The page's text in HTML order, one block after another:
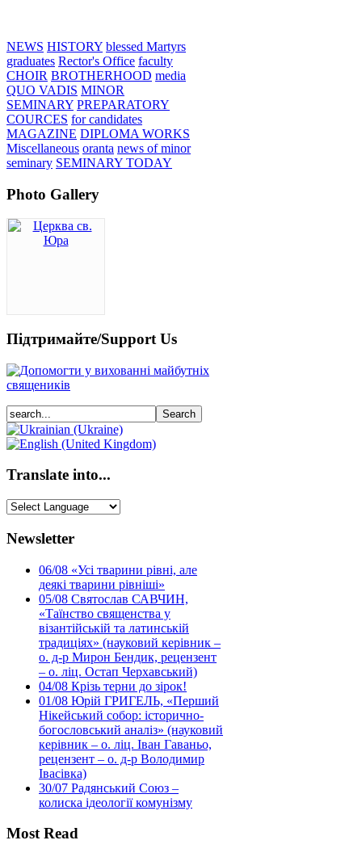
NEWS HISTORY blessed Martyrs
graduates Rector's Office faculty
CHOIR BROTHERHOOD media
QUO VADIS MINOR
SEMINARY PREPARATORY
COURCES for candidates
MAGAZINE DIPLOMA WORKS
Miscellaneous oranta news of minor
seminary SEMINARY TODAY
Photo Gallery
Підтримайте/Support Us
Translate into...
Newsletter
06/08 «Усі тварини рівні, але
деякі тварини рівніші»
05/08 Святослав САВЧИН,
«Таїнство священства у
візантійській та латинській
традиціях» (науковий керівник –
о. д-р Мирон Бендик, рецензент
– о. ліц. Остап Черхавський)
04/08 Крізь терни до зірок!
01/08 Юрій ГРИГЕЛЬ, «Перший
Нікейський собор: історично-
богословський аналіз» (науковий
керівник – о. ліц. Іван Гаваньо,
рецензент – о. д-р Володимир
Івасівка)
30/07 Радянський Союз –
колиска ідеології комунізму
Most Read